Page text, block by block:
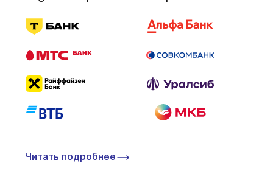
Читать подробнее